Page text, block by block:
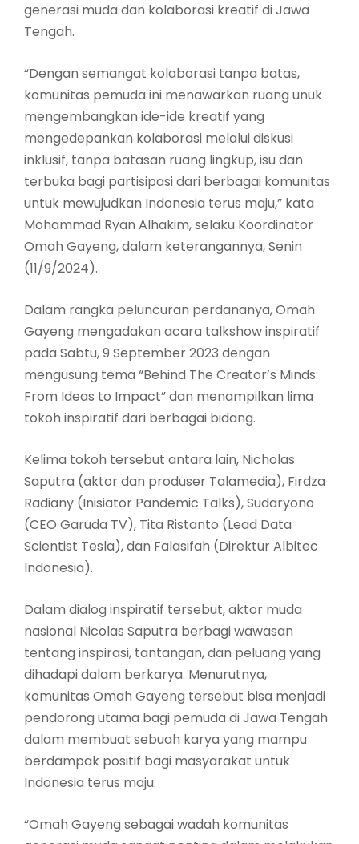
generasi muda dan kolaborasi kreatif di Jawa
Tengah.
“Dengan semangat kolaborasi tanpa batas,
komunitas pemuda ini menawarkan ruang unuk
mengembangkan ide-ide kreatif yang
mengedepankan kolaborasi melalui diskusi
inklusif, tanpa batasan ruang lingkup, isu dan
terbuka bagi partisipasi dari berbagai komunitas
untuk mewujudkan Indonesia terus maju,” kata
Mohammad Ryan Alhakim, selaku Koordinator
Omah Gayeng, dalam keterangannya, Senin
(11/9/2024).
Dalam rangka peluncuran perdananya, Omah
Gayeng mengadakan acara talkshow inspiratif
pada Sabtu, 9 September 2023 dengan
mengusung tema “Behind The Creator’s Minds:
From Ideas to Impact” dan menampilkan lima
tokoh inspiratif dari berbagai bidang.
Kelima tokoh tersebut antara lain, Nicholas
Saputra (aktor dan produser Talamedia), Firdza
Radiany (Inisiator Pandemic Talks), Sudaryono
(CEO Garuda TV), Tita Ristanto (Lead Data
Scientist Tesla), dan Falasifah (Direktur Albitec
Indonesia).
Dalam dialog inspiratif tersebut, aktor muda
nasional Nicolas Saputra berbagi wawasan
tentang inspirasi, tantangan, dan peluang yang
dihadapi dalam berkarya. Menurutnya,
komunitas Omah Gayeng tersebut bisa menjadi
pendorong utama bagi pemuda di Jawa Tengah
dalam membuat sebuah karya yang mampu
berdampak positif bagi masyarakat untuk
Indonesia terus maju.
“Omah Gayeng sebagai wadah komunitas